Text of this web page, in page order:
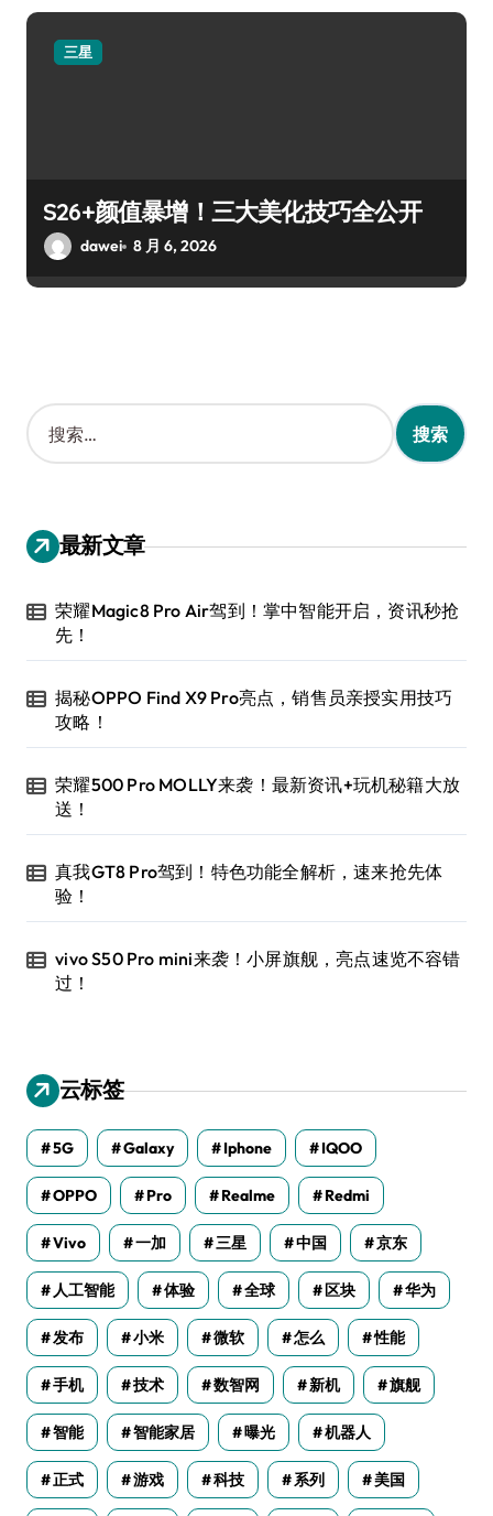
三星
S26+颜值暴增！三大美化技巧全公开
dawei 8 月 6, 2026
搜
索
：
最新文章
荣耀Magic8 Pro Air驾到！掌中智能开启，资讯秒抢
先！
揭秘OPPO Find X9 Pro亮点，销售员亲授实用技巧
攻略！
荣耀500 Pro MOLLY来袭！最新资讯+玩机秘籍大放
送！
真我GT8 Pro驾到！特色功能全解析，速来抢先体
验！
vivo S50 Pro mini来袭！小屏旗舰，亮点速览不容错
过！
云标签
5G Galaxy Iphone IQOO
OPPO Pro Realme Redmi
Vivo 一加 三星 中国 京东
人工智能 体验 全球 区块 华为
发布 小米 微软 怎么 性能
手机 技术 数智网 新机 旗舰
智能 智能家居 曝光 机器人
正式 游戏 科技 系列 美国